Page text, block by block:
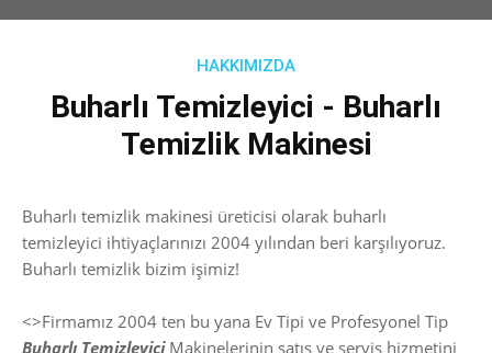
Buharlı Temizleyici
HAKKIMIZDA
Buharlı Temizleyici - Buharlı
Temizlik Makinesi
Buharlı temizlik makinesi üreticisi olarak buharlı
temizleyici ihtiyaçlarınızı 2004 yılından beri karşılıyoruz.
Buharlı temizlik bizim işimiz!
<>Firmamız 2004 ten bu yana Ev Tipi ve Profesyonel Tip
Buharlı TemizleyiciMakinelerinin satış ve servis hizmetini